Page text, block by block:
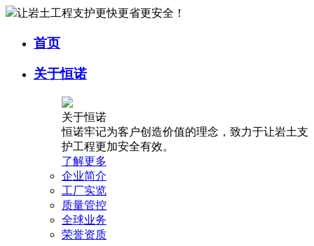
让岩土工程支护更快更省更安全！
首页
关于恒诺
关于恒诺
恒诺牢记为客户创造价值的理念，致力于让岩土支
护工程更加安全有效。
了解更多
企业简介
工厂实览
质量管控
全球业务
荣誉资质